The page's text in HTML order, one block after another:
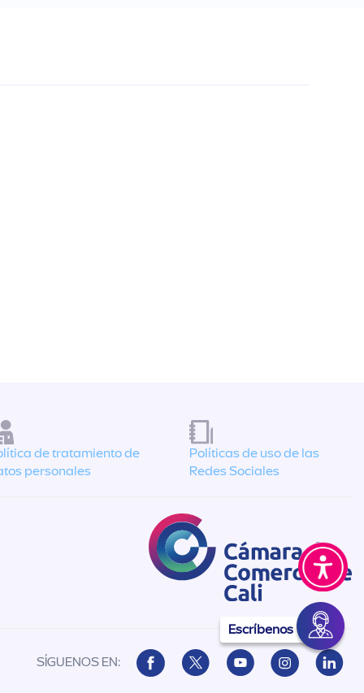
Escríbenos
de tratamiento de
personales
Políticas de uso de las
Redes Sociales
SÍGUENOS EN: